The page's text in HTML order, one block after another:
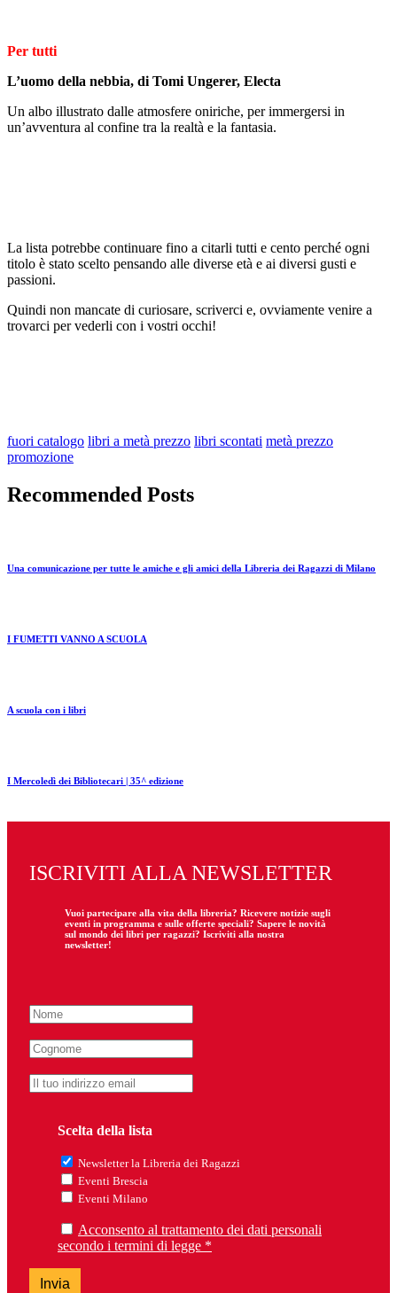
Per tutti
L’uomo della nebbia, di Tomi Ungerer, Electa
Un albo illustrato dalle atmosfere oniriche, per immergersi in
un’avventura al confine tra la realtà e la fantasia.
La lista potrebbe continuare fino a citarli tutti e cento perché ogni
titolo è stato scelto pensando alle diverse età e ai diversi gusti e
passioni.
Quindi non mancate di curiosare, scriverci e, ovviamente venire a
trovarci per vederli con i vostri occhi!
fuori catalogo libri a metà prezzo libri scontati metà prezzo
promozione
Recommended Posts
Una comunicazione per tutte le amiche e gli amici della Libreria dei Ragazzi di Milano
I FUMETTI VANNO A SCUOLA
A scuola con i libri
I Mercoledì dei Bibliotecari | 35^ edizione
ISCRIVITI ALLA NEWSLETTER
Vuoi partecipare alla vita della libreria? Ricevere notizie sugli
eventi in programma e sulle offerte speciali? Sapere le novità
sul mondo dei libri per ragazzi? Iscriviti alla nostra
newsletter!
Scelta della lista
Newsletter la Libreria dei Ragazzi
Eventi Brescia
Eventi Milano
Acconsento al trattamento dei dati personali
secondo i termini di legge *
Invia